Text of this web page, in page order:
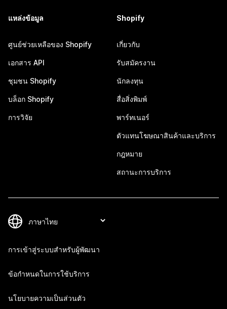
แหล่งข้อมูล
ศูนย์ช่วยเหลือของ Shopify
เอกสาร API
ชุมชน Shopify
บล็อก Shopify
การวิจัย
Shopify
เกี่ยวกับ
รับสมัครงาน
นักลงทุน
สื่อสิ่งพิมพ์
พาร์ทเนอร์
ตัวแทนโฆษณาสินค้าและบริการ
กฎหมาย
สถานะการบริการ
การเข้าสู่ระบบสำหรับผู้พัฒนา
ข้อกำหนดในการใช้บริการ
นโยบายความเป็นส่วนตัว